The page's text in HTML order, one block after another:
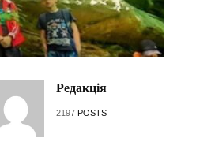
Редакція
2197 POSTS